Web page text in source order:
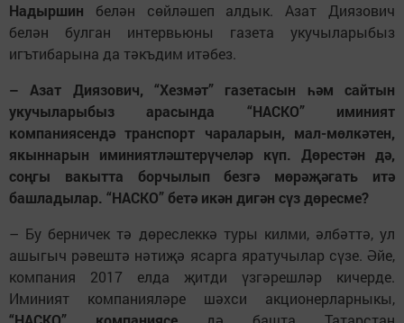
Надыршин белән сөйләшеп алдык. Азат Диязович
белән булган интервьюны газета укучыларыбыз
игътибарына да тәкъдим итәбез.
– Азат Диязович, “Хезмәт” газетасын һәм сайтын
укучыларыбыз арасында “НАСКО” иминият
компаниясендә транспорт чараларын, мал-мөлкәтен,
якыннарын иминиятләштерүчеләр күп. Дөрестән дә,
соңгы вакытта борчылып безгә мөрәҗәгать итә
башладылар. “НАСКО” бетә икән дигән сүз дөресме?
– Бу берничек тә дөреслеккә туры килми, әлбәттә, ул
ашыгыч рәвештә нәтиҗә ясарга яратучылар сүзе. Әйе,
компания 2017 елда җитди үзгәрешләр кичерде.
Иминият компанияләре шәхси акционерларныкы,